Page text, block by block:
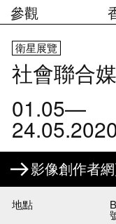
參觀
衛星展覽
社會聯合
01.05—
影像創作者
地點